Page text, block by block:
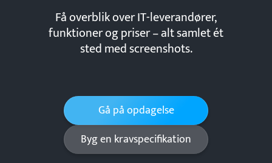
Få overblik over IT-leverandører,
funktioner og priser – alt samlet ét
sted med screenshots.
Gå på opdagelse
Byg en kravspecifikation